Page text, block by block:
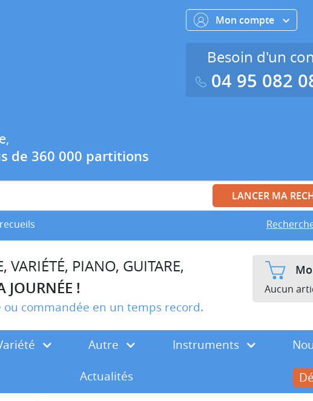
de 360 000 partitions
Mon compte
Besoin d'un
04 95 082
VARIÉTÉ, PIANO, GUITARE,
JOURNÉE !
commandée en un temps record.
Aucun
Autre Instruments
Actualités